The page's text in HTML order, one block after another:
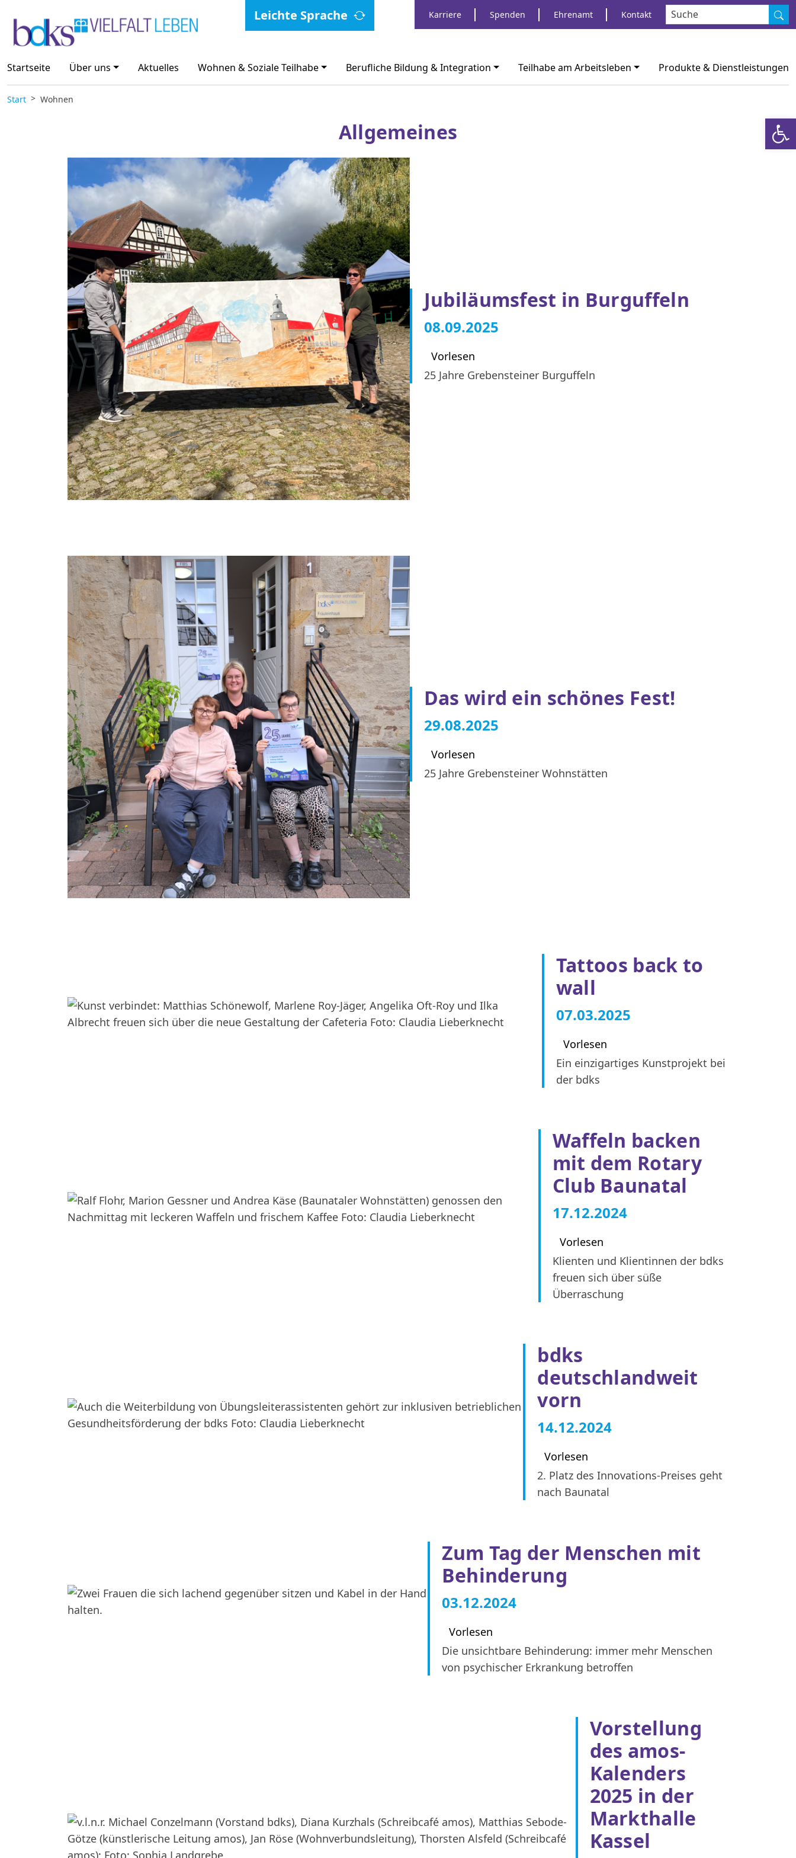
Leichte Sprache Karriere Spenden Ehrenamt Kontakt
Startseite Über uns Aktuelles Wohnen & Soziale Teilhabe Berufliche Bildung & Integration Teilhabe am Arbeitsleben Produkte & Dienstleistungen
Start Wohnen
Allgemeines
Jubiläumsfest in Burguffeln
08.09.2025
Vorlesen
25 Jahre Grebensteiner Burguffeln
Das wird ein schönes Fest!
29.08.2025
Vorlesen
25 Jahre Grebensteiner Wohnstätten
Tattoos back to
wall
07.03.2025
Vorlesen
Ein einzigartiges Kunstprojekt bei
der bdks
Waffeln backen
mit dem Rotary
Club Baunatal
17.12.2024
Vorlesen
Klienten und Klientinnen der bdks
freuen sich über süße
Überraschung
bdks
deutschlandweit
vorn
14.12.2024
Vorlesen
2. Platz des Innovations-Preises geht
nach Baunatal
Zum Tag der Menschen mit
Behinderung
03.12.2024
Vorlesen
Die unsichtbare Behinderung: immer mehr Menschen
von psychischer Erkrankung betroffen
Vorstellung
des amos-
Kalenders
2025 in der
Markthalle
Kassel